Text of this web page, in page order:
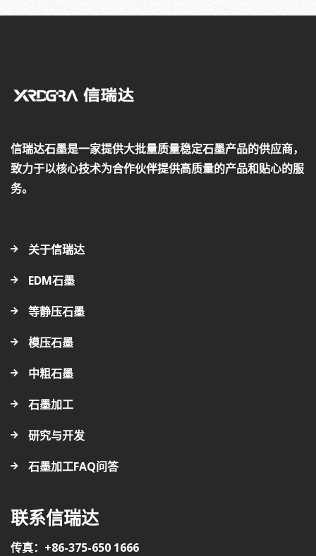
信瑞达石墨是一家提供大批量质量稳定石墨产品的供应商，
致力于以核心技术为合作伙伴提供高质量的产品和贴心的服
务。
关于信瑞达
EDM石墨
等静压石墨
模压石墨
中粗石墨
石墨加工
研究与开发
石墨加工FAQ问答
联系信瑞达
传真：+86-375-650 1666